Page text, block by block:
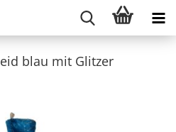
blau mit Glitzer